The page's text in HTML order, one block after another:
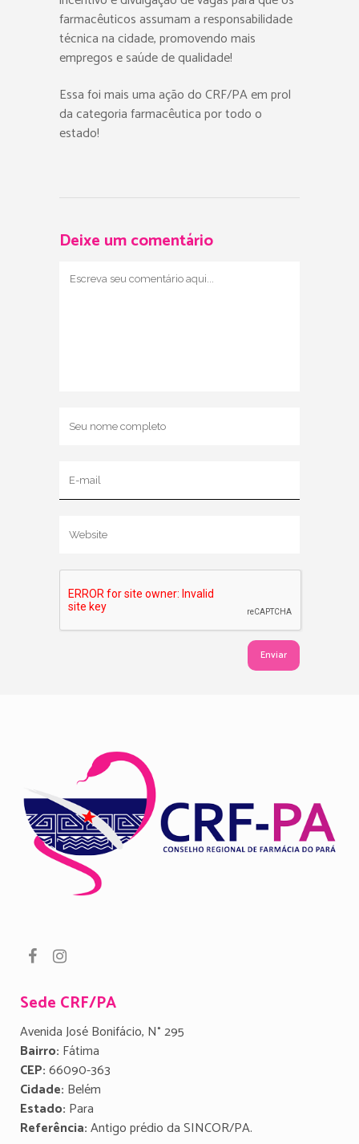
farmacêuticos assumam a responsabilidade
técnica na cidade, promovendo mais
empregos e saúde de qualidade!
Essa foi mais uma ação do CRF/PA em prol
da categoria farmacêutica por todo o
estado!
Deixe um comentário
Sede CRF/PA
Avenida José Bonifácio, N° 295
Bairro: Fátima
CEP:66090-363
Cidade: Belém
Estado: Para
Referência:Antigo prédio da SINCOR/PA.